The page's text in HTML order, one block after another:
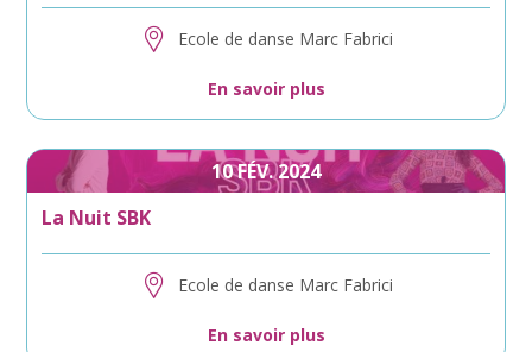
Ecole de danse Marc Fabrici
En savoir plus
10FÉV.2024
La Nuit SBK
Ecole de danse Marc Fabrici
En savoir plus